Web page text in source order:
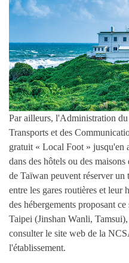
Par ailleurs, l'Administration
Transports et des
gratuit « Local Foot » jusqu'en
dans des hôtels ou des
de Taïwan peuvent réserver
entre les gares routières et leur
des hébergements proposant
Taipei (Jinshan Wanli,
consulter le site web de la
l'établissement.